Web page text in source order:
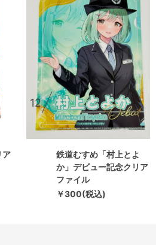
ア
12
鉄道むすめ「村上とよ
か」デビュー記念クリア
ファイル
￥300(税込)